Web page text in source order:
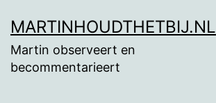
naar
de
MARTINHOUDTHETBIJ.NL
Martin observeert en
becommentarieert